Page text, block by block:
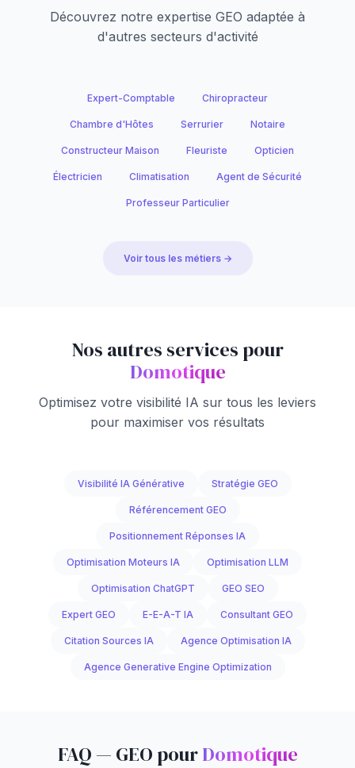
Découvrez notre expertise GEO adaptée à
d'autres secteurs d'activité
Expert-Comptable Chiropracteur
Chambre d'Hôtes Serrurier Notaire
Constructeur Maison Fleuriste Opticien
Électricien Climatisation Agent de Sécurité
Professeur Particulier
Voir tous les métiers →
Nos autres services pour
Domotique
Optimisez votre visibilité IA sur tous les leviers
pour maximiser vos résultats
Visibilité IA Générative Stratégie GEO
Référencement GEO
Positionnement Réponses IA
Optimisation Moteurs IA Optimisation LLM
Optimisation ChatGPT GEO SEO
Expert GEO E-E-A-T IA Consultant GEO
Citation Sources IA Agence Optimisation IA
Agence Generative Engine Optimization
FAQ — GEO pourDomotique